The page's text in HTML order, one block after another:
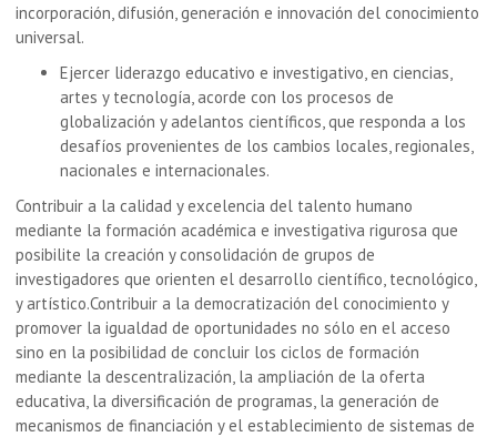
incorporación, difusión, generación e innovación del conocimiento
universal.
Ejercer liderazgo educativo e investigativo, en ciencias,
artes y tecnología, acorde con los procesos de
globalización y adelantos científicos, que responda a los
desafíos provenientes de los cambios locales, regionales,
nacionales e internacionales.
Contribuir a la calidad y excelencia del talento humano
mediante la formación académica e investigativa rigurosa que
posibilite la creación y consolidación de grupos de
investigadores que orienten el desarrollo científico, tecnológico,
y artístico.Contribuir a la democratización del conocimiento y
promover la igualdad de oportunidades no sólo en el acceso
sino en la posibilidad de concluir los ciclos de formación
mediante la descentralización, la ampliación de la oferta
educativa, la diversificación de programas, la generación de
mecanismos de financiación y el establecimiento de sistemas de